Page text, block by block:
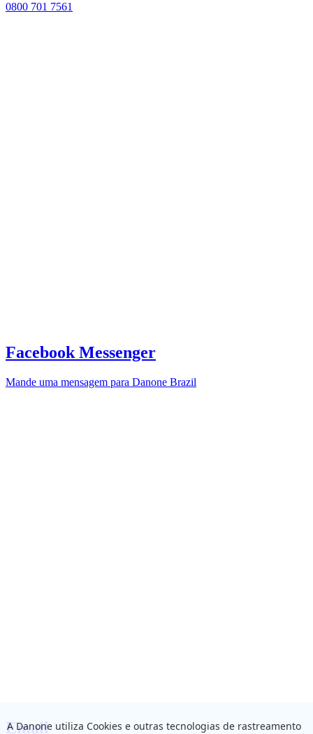
0800 701 7561
Facebook Messenger
Mande uma mensagem para Danone Brazil
Email
A Danone utiliza Cookies e outras tecnologias de rastreamento